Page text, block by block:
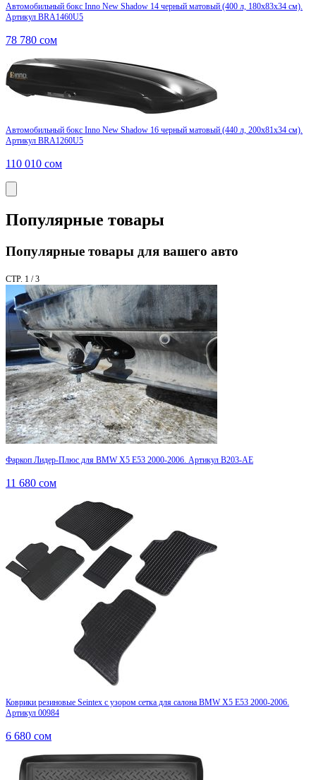
Автомобильный бокс Inno New Shadow 14 черный матовый (400 л, 180х83х34 см).
Артикул BRA1460U5
78 780 сом
Автомобильный бокс Inno New Shadow 16 черный матовый (440 л, 200х81х34 см).
Артикул BRA1260U5
110 010 сом
Популярные товары
Популярные товары для вашего авто
СТР. 1 / 3
Фаркоп Лидер-Плюс для BMW X5 E53 2000-2006. Артикул B203-AE
11 680 сом
Коврики резиновые Seintex с узором сетка для салона BMW X5 E53 2000-2006.
Артикул 00984
6 680 сом